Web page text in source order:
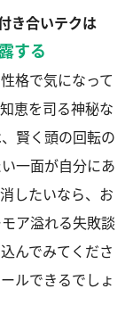
き合いテクは
する
格で気になって
恵を司る神秘な
賢く頭の回転の
一面が自分にあ
したいなら、お
ア溢れる失敗談
んでみてくださ
ルできるでしょ